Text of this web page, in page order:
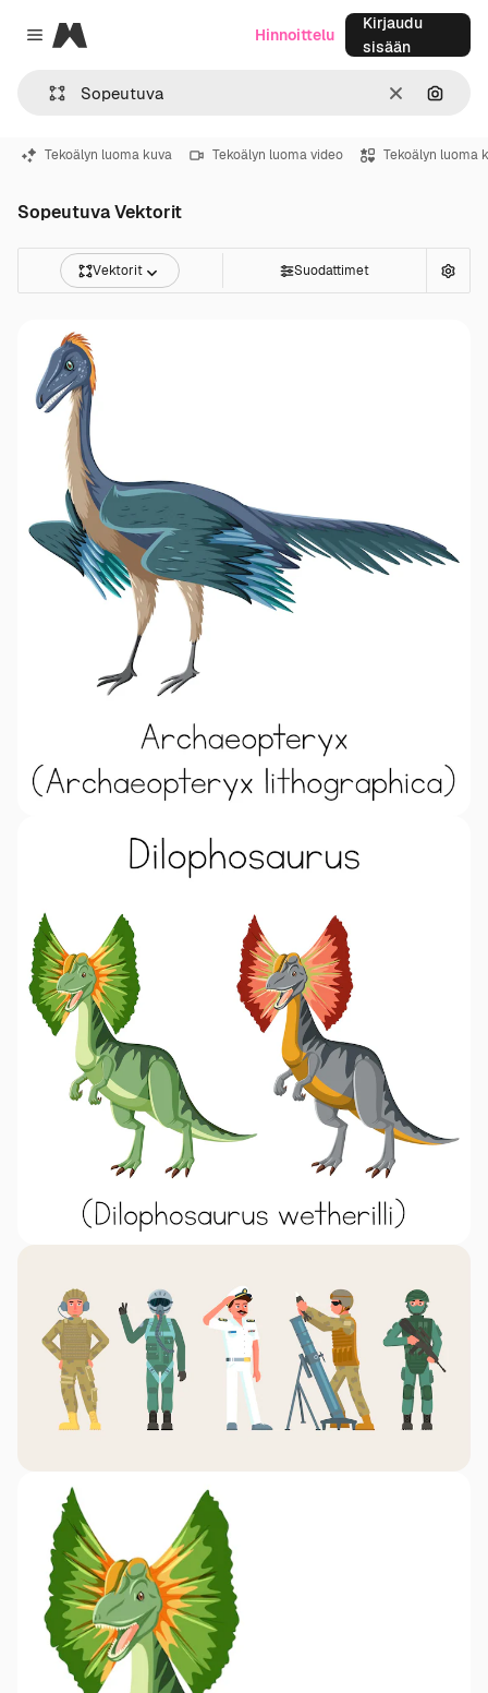
Close menu
Magnific
SelkeäHae
Hinnoittelu
Kirjaudu
sisään
Tekoälyn luoma kuva Tekoälyn luoma video Tekoälyn luoma
Sopeutuva Vektorit
Vektorit Suodattimet